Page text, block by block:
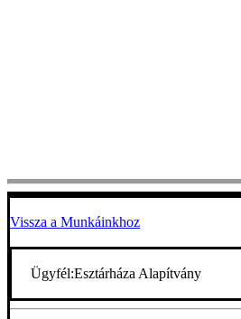
Vissza a Munkáinkhoz
Ügyfél:Esztárháza Alapítvány